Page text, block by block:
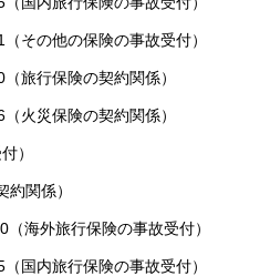
その他の保険の事故受付）
旅行保険の契約関係）
火災保険の契約関係）
）
約関係）
海外旅行保険の事故受付）
国内旅行保険の事故受付）